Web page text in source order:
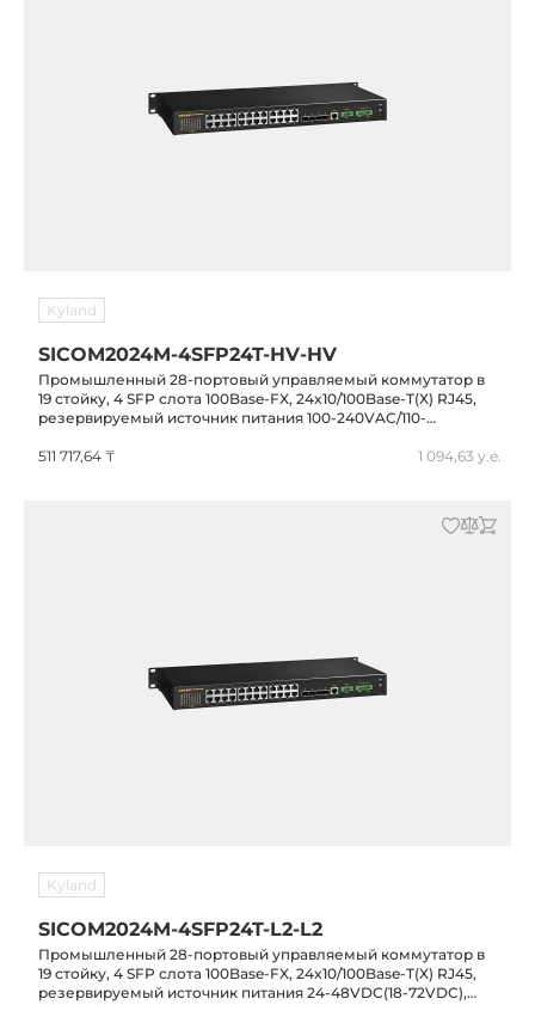
Kyland
SICOM2024M-4SFP24T-HV-HV
Промышленный 28-портовый управляемый коммутатор в
19 стойку, 4 SFP слота 100Base-FX, 24x10/100Base-T(X) RJ45,
резервируемый источник питания 100-240VAC/110-
511 717,64 ₸
1 094,63 у.е.
Kyland
SICOM2024M-4SFP24T-L2-L2
Промышленный 28-портовый управляемый коммутатор в
19 стойку, 4 SFP слота 100Base-FX, 24x10/100Base-T(X) RJ45,
резервируемый источник питания 24-48VDC(18-72VDC),